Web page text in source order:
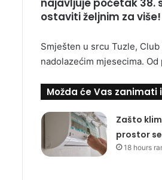
najavljuje početak 38.
ostaviti željnim za više!
Smješten u srcu Tuzle,
nadolazećim mjesecima.
Možda će Vas zanimati
Zašto
prostor
18 hours